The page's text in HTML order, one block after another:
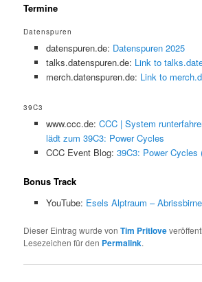
Termine
Datenspuren
datenspuren.de: Datenspuren 2025
talks.datenspuren.de: Link to
merch.datenspuren.de: Link to
39C3
www.ccc.de: CCC | System
lädt zum 39C3: Power Cycles
CCC Event Blog: 39C3: Power Cycles
Bonus Track
YouTube: Esels Alptraum –
Dieser Eintrag wurde vonTim Pritlove
Lesezeichen für den Permalink.